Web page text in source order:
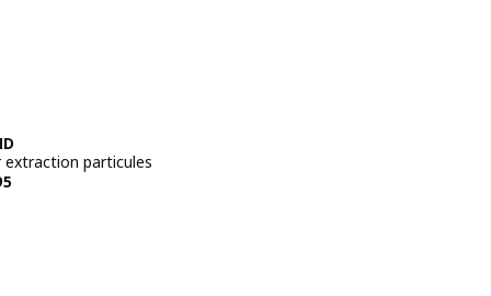
extraction particules
19.95